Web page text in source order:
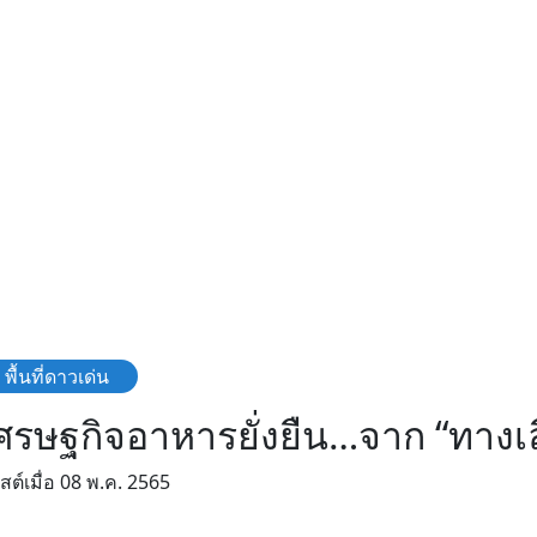
พื้นที่ดาวเด่น
รษฐกิจอาหารยั่งยืน…จาก “ทาง
ต์เมื่อ 08 พ.ค. 2565